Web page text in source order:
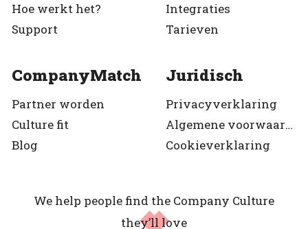
Hoe werkt het?
Support
Integraties
Tarieven
CompanyMatch
Partner worden
Culture fit
Blog
Juridisch
Privacyverklaring
Algemene voorwaarden
Cookieverklaring
We help people find the Company Culture
they’ll love